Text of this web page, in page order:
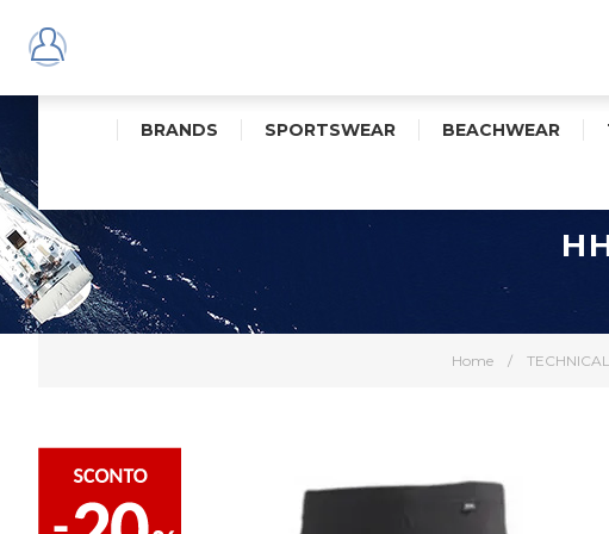
BRANDS SPORTSWEAR BEACHWEAR
Home /